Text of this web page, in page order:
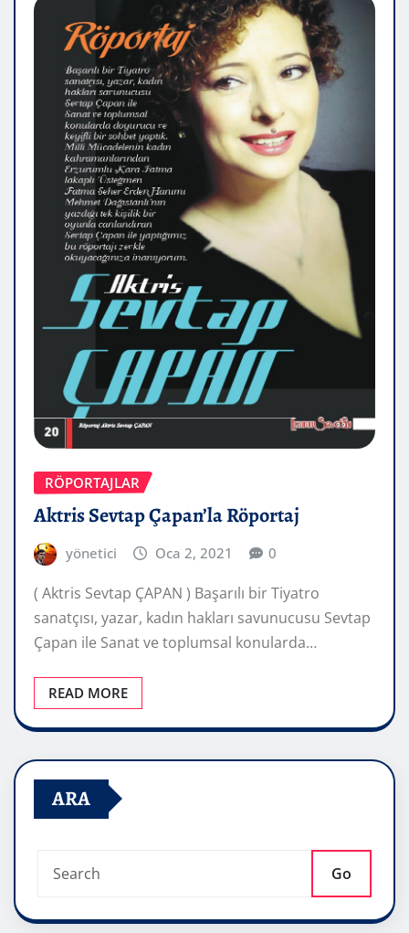
RÖPORTAJLAR
Aktris Sevtap Çapan’la Röportaj
yönetici Oca 2, 2021 0
( Aktris Sevtap ÇAPAN ) Başarılı bir Tiyatro
sanatçısı, yazar, kadın hakları savunucusu Sevtap
Çapan ile Sanat ve toplumsal konularda…
READ MORE
ARA
Go